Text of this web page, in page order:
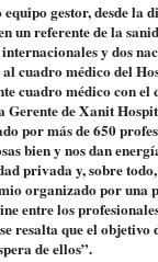
gestor, desde
referente de la
y dos
cuadro médico del
cuadro médico con
de Xanit
por más de 650
bien y nos dan
privada y, sobre
organizado por
entre los
resalta que el
de ellos”.